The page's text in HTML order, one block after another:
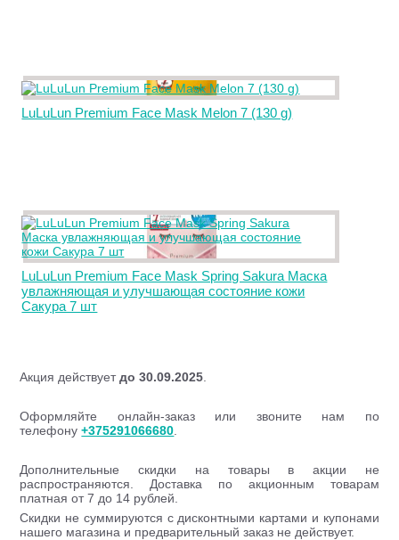
LuLuLun Premium Face Mask Melon 7 (130 g)
LuLuLun Premium Face Mask Spring Sakura Маска
увлажняющая и улучшающая состояние кожи
Сакура 7 шт
Акция действуетдо 30.09.2025
Оформляйте онлайн-заказ или звоните нам по
телефону+375291066680
Дополнительные скидки на товары в акции не
распространяются. Доставка по акционным товарам
платная от 7 до 14 рублей.
Скидки не суммируются с дисконтными картами и купонами
нашего магазина и предварительный заказ не действует.